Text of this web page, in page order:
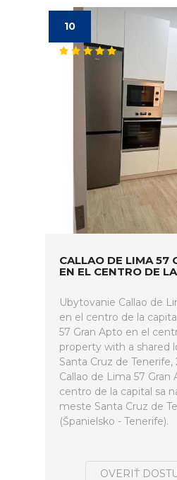
10
CALLAO DE LIMA 57
EN EL CENTRO DE
Ubytovanie Callao de
en el centro de la
57 Gran Apto en el
property with a shared
Santa Cruz de
Callao de Lima 57 Gran
centro de la capital sa
meste Santa Cruz de
(Španielsko - Tenerife).
OVERIŤ